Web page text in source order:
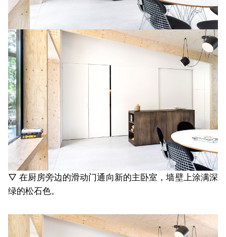
▽ 在厨房旁边的滑动门通向新的主卧室，墙壁上涂满深
绿的松石色。